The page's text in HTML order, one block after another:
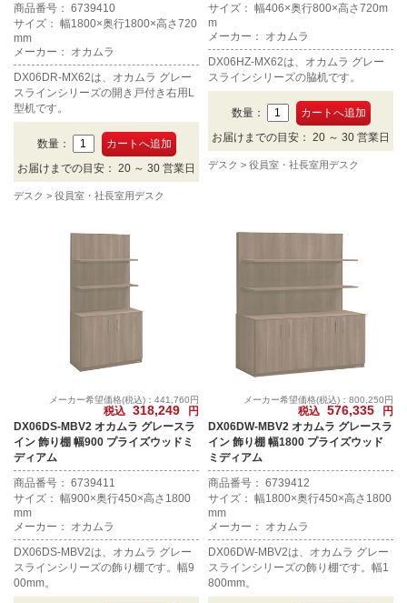
商品番号： 6739410
サイズ： 幅1800×奥行1800×高さ720
mm
メーカー： オカムラ
DX06DR-MX62は、オカムラ グレー
スラインシリーズの開き戸付き右用L
型机です。
数量：
お届けまでの目安： 20 ～ 30 営業日
デスク 役員室・社長室用デスク
サイズ： 幅406×奥行800×高さ720m
m
メーカー： オカムラ
DX06HZ-MX62は、オカムラ グレー
スラインシリーズの脇机です。
数量：
お届けまでの目安： 20 ～ 30 営業日
デスク 役員室・社長室用デスク
メーカー希望価格(税込)：441,760円
税込 318,249
円
DX06DS-MBV2 オカムラ グレースラ
イン 飾り棚 幅900 プライズウッドミ
ディアム
商品番号： 6739411
サイズ： 幅900×奥行450×高さ1800
mm
メーカー： オカムラ
DX06DS-MBV2は、オカムラ グレー
スラインシリーズの飾り棚です。幅9
00mm。
メーカー希望価格(税込)：800,250円
税込 576,335
円
DX06DW-MBV2 オカムラ グレースラ
イン 飾り棚 幅1800 プライズウッド
ミディアム
商品番号： 6739412
サイズ： 幅1800×奥行450×高さ1800
mm
メーカー： オカムラ
DX06DW-MBV2は、オカムラ グレー
スラインシリーズの飾り棚です。幅1
800mm。